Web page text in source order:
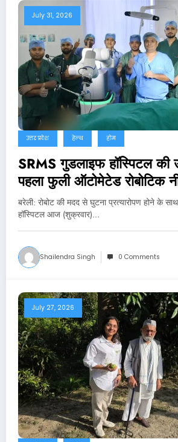
July 31, 2026
उत्तर प्रदेश हेल्थ होम
SRMS गुडलाइफ हॉस्पिटल की
पहला फुली ऑटोमेटेड रोबोटिक
बरेली: रोबोट की मदद से घुटना प्रत्यारोपण होने के
हॉस्पिटल आज (शुक्रवार)…
Shailendra Singh 0 Comments
July 27, 2026